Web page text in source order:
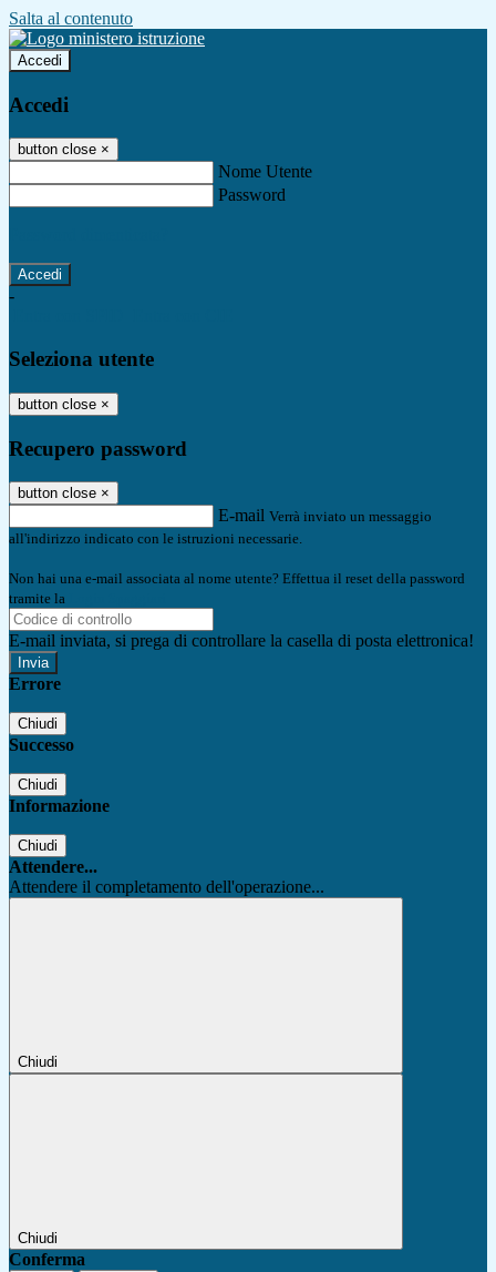
Salta al contenuto
Accedi
Accedi
button close ×
Nome Utente
Password
-
Seleziona utente
button close ×
Recupero password
button close ×
E-mail Verrà inviato un messaggio
all'indirizzo indicato con le istruzioni necessarie.
Non hai una e-mail associata al nome utente? Effettua il reset della password
tramite la
E-mail inviata, si prega di controllare la casella di posta elettronica!
Errore
Chiudi
Successo
Chiudi
Informazione
Chiudi
Attendere...
Attendere il completamento dell'operazione...
Chiudi
Chiudi
Conferma